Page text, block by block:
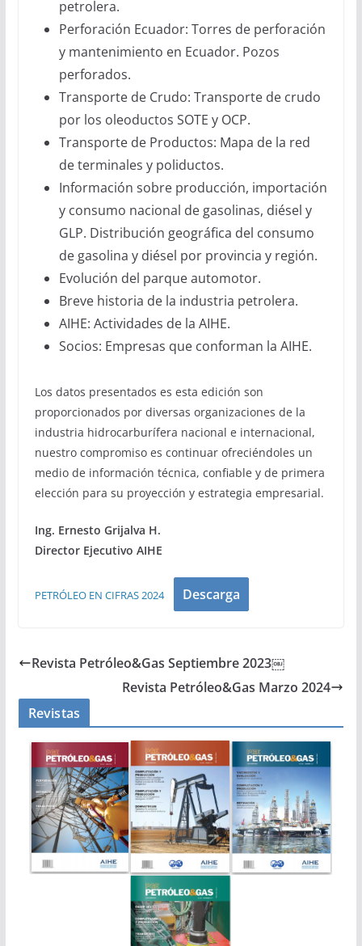
petrolera.
Perforación Ecuador: Torres de perforación
y mantenimiento en Ecuador. Pozos
perforados.
Transporte de Crudo: Transporte de crudo
por los oleoductos SOTE y OCP.
Transporte de Productos: Mapa de la red
de terminales y poliductos.
Información sobre producción, importación
y consumo nacional de gasolinas, diésel y
GLP. Distribución geográfica del consumo
de gasolina y diésel por provincia y región.
Evolución del parque automotor.
Breve historia de la industria petrolera.
AIHE: Actividades de la AIHE.
Socios: Empresas que conforman la AIHE.
Los datos presentados es esta edición son
proporcionados por diversas organizaciones de la
industria hidrocarburífera nacional e internacional,
nuestro compromiso es continuar ofreciéndoles un
medio de información técnica, confiable y de primera
elección para su proyección y estrategia empresarial.
Ing. Ernesto Grijalva H.
Director Ejecutivo AIHE
PETRÓLEO EN CIFRAS 2024 Descarga
Revista Petróleo&Gas Septiembre 2023￼
Revista Petróleo&Gas Marzo 2024
Revistas